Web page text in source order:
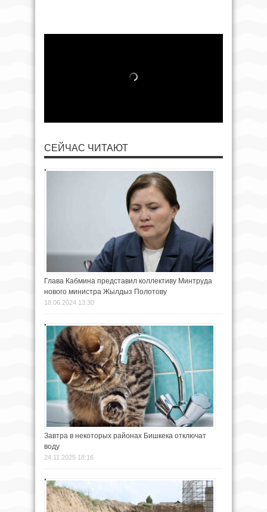
СЕЙЧАС ЧИТАЮТ
Глава Кабмина представил коллективу Минтруда
нового министра Жылдыз Полотову
18.06.2024 13:30
Завтра в некоторых районах Бишкека отключат
воду
24.11.2025 18:16